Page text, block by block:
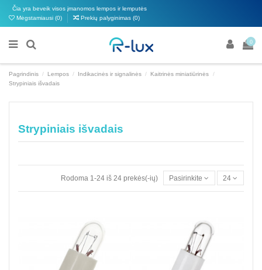
Čia yra beveik visos įmanomos lempos ir lemputės
Mėgstamiausi (0) Prekių palyginimas (0)
0
Pagrindinis Lempos Indikacinės ir signalinės
Kaitrinės miniatiūrinės
Strypiniais išvadais
Strypiniais išvadais
Rodoma 1-24 iš 24 prekės(-ių) Pasirinkite 24